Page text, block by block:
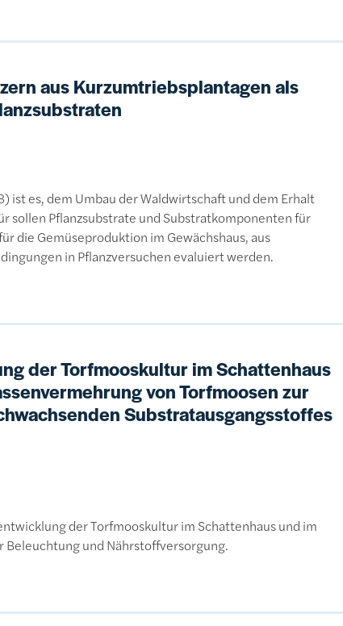
aus Kurzumtriebsplantagen als
ist es, dem Umbau der Waldwirtschaft und dem Erhalt
sollen Pflanzsubstrate und Substratkomponenten für
die Gemüseproduktion im Gewächshaus, aus
in Pflanzversuchen evaluiert werden.
der Torfmooskultur im Schattenhaus
von Torfmoosen zur
Substratausgangsstoffes
der Torfmooskultur im Schattenhaus und im
und Nährstoffversorgung.